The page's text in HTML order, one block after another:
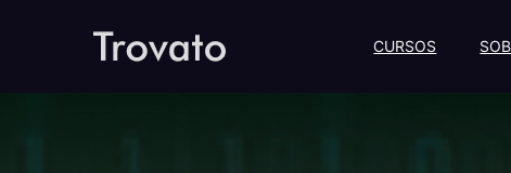
CURSOS